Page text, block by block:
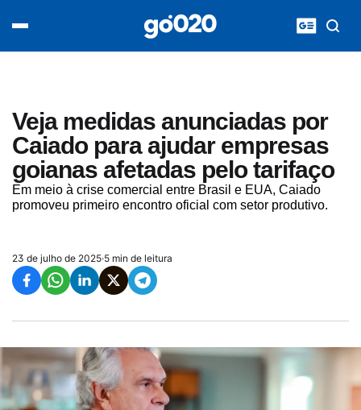
Veja medidas anunciadas por
Caiado para ajudar empresas
goianas afetadas pelo tarifaço
Em meio à crise comercial entre Brasil e EUA, Caiado
promoveu primeiro encontro oficial com setor produtivo.
23 de julho de 2025·5 min de leitura
acontece agora
entretenimento
vídeos
pod020